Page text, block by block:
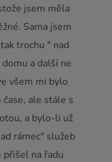
jsem měla
Sama jsem
trochu " nad
a další ne
všem mi bylo
ale stále s
a bylo-li už
rámec" služeb
na řadu